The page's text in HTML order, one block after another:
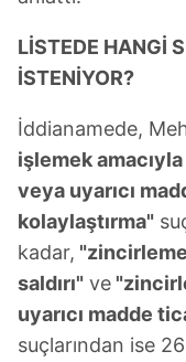
LİSTEDE HANGİ
İSTENİYOR?
İddianamede,
işlemek
veya uyarıcı
kolaylaştırma"
kadar,
saldırı" ve
uyarıcı madde
suçlarından ise